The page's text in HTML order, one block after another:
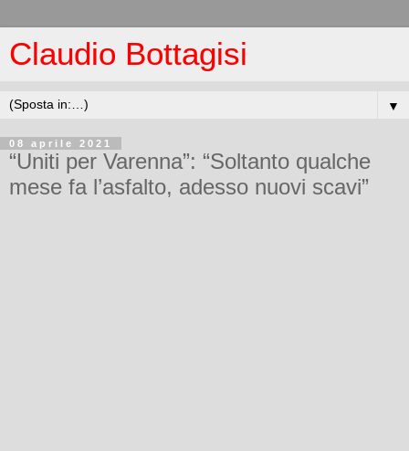
Claudio Bottagisi
▼
08 aprile 2021
“Uniti per Varenna”: “Soltanto qualche
mese fa l’asfalto, adesso nuovi scavi”